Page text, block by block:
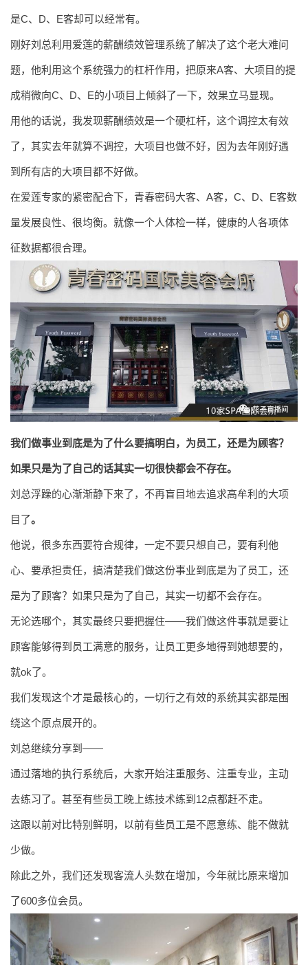
是C、D、E客却可以经常有。
刚好刘总利用爱莲的薪酬绩效管理系统了解决了这个老大难问
题，他利用这个系统强力的杠杆作用，把原来A客、大项目的提
成稍微向C、D、E的小项目上倾斜了一下，效果立马显现。
用他的话说，我发现薪酬绩效是一个硬杠杆，这个调控太有效
了，其实去年就算不调控，大项目也做不好，因为去年刚好遇
到所有店的大项目都不好做。
在爱莲专家的紧密配合下，青春密码大客、A客，C、D、E客数
量发展良性、很均衡。就像一个人体检一样，健康的人各项体
征数据都很合理。
我们做事业到底是为了什么要搞明白，为员工，还是为顾客？
如果只是为了自己的话其实一切很快都会不存在。
刘总浮躁的心渐渐静下来了，不再盲目地去追求高牟利的大项
目了。
他说，很多东西要符合规律，一定不要只想自己，要有利他
心、要承担责任，搞清楚我们做这份事业到底是为了员工，还
是为了顾客？如果只是为了自己，其实一切都不会存在。
无论选哪个，其实最终只要把握住——我们做这件事就是要让
顾客能够得到员工满意的服务，让员工更多地得到她想要的，
就ok了。
我们发现这个才是最核心的，一切行之有效的系统其实都是围
绕这个原点展开的。
刘总继续分享到——
通过落地的执行系统后，大家开始注重服务、注重专业，主动
去练习了。甚至有些员工晚上练技术练到12点都赶不走。
这跟以前对比特别鲜明，以前有些员工是不愿意练、能不做就
少做。
除此之外，我们还发现客流人头数在增加，今年就比原来增加
了600多位会员。